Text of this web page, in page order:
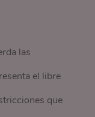
las
el libre
que